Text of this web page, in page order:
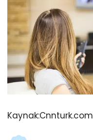
Kaynak:Cnnturk.com